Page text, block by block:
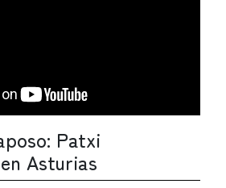
Patxi
Asturias